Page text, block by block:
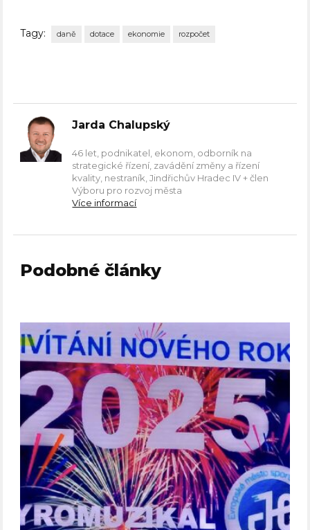
Tagy: daně dotace ekonomie rozpočet
Jarda Chalupský
46 let, podnikatel, ekonom, odborník na
strategické řízení, zavádění změny a řízení
kvality, nestraník, Jindřichův Hradec IV + člen
Výboru pro rozvoj města
Více informací
Podobné články